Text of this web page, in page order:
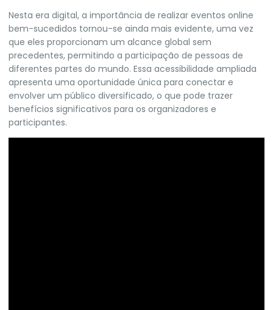
Nesta era digital, a importância de realizar eventos online
bem-sucedidos tornou-se ainda mais evidente, uma vez
que eles proporcionam um alcance global sem
precedentes, permitindo a participação de pessoas de
diferentes partes do mundo. Essa acessibilidade ampliada
apresenta uma oportunidade única para conectar e
envolver um público diversificado, o que pode trazer
benefícios significativos para os organizadores e
participantes.